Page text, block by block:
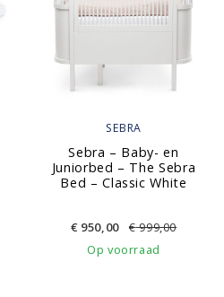
SEBRA
Sebra – Baby- en
Juniorbed – The Sebra
Bed – Classic White
€ 950,00 €999,00
Op voorraad